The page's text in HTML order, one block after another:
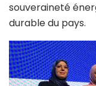
souveraineté
durable du pays.